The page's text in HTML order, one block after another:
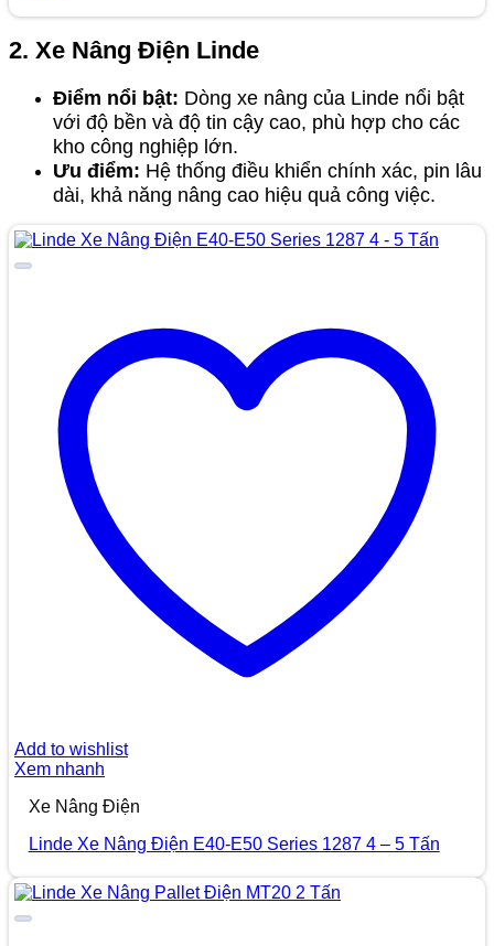
2. Xe Nâng Điện Linde
Điểm nổi bật: Dòng xe nâng của Linde nổi bật
với độ bền và độ tin cậy cao, phù hợp cho các
kho công nghiệp lớn.
Ưu điểm: Hệ thống điều khiển chính xác, pin lâu
dài, khả năng nâng cao hiệu quả công việc.
Add to wishlist
Xem nhanh
Xe Nâng Điện
Linde Xe Nâng Điện E40-E50 Series 1287 4 – 5 Tấn